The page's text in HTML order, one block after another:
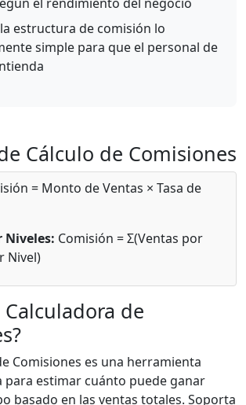
estructura de comisión lo
simple para que el personal de
Cálculo de Comisiones
= Monto de Ventas × Tasa de
Niveles: Comisión = Σ(Ventas por
Nivel)
Calculadora de
Comisiones es una herramienta
para estimar cuánto puede ganar
basado en las ventas totales. Soporta